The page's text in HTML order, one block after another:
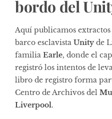
bordo del
Aquí publicamos
barco esclavista Unityde
familia Earle, donde el
registró los intentos de
libro de registro forma
Centro de Archivos del
Liverpool.